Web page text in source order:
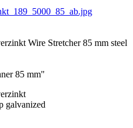
Wire Stretcher 85 mm steel
85 mm"
galvanized